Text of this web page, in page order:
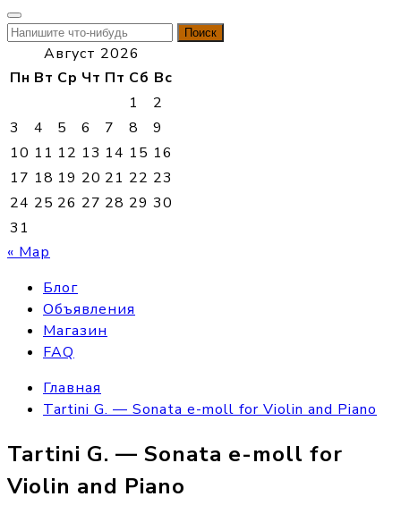
Найти:
Август 2026
Пн Вт Ср Чт Пт Сб Вс
1
2
3
4 5 6 7 8
9
10 11 12 13 14 15 16
17 18 19 20 21 22 23
24 25 26 27 28 29 30
31
« Мар
Блог
Объявления
Магазин
FAQ
Главная
Tartini G. — Sonata e-moll for Violin and Piano
Tartini G. — Sonata e-moll for
Violin and Piano